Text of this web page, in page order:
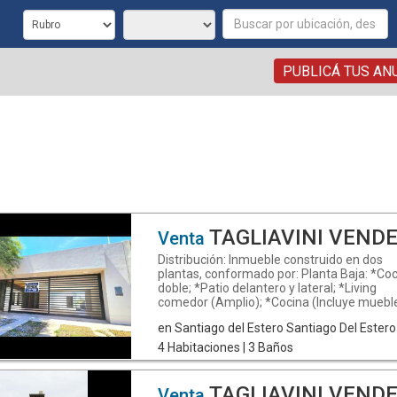
PUBLICÁ TUS
Venta TAGLIAVINI VENDE CASA - Bº LA
Distribución: Inmueble construido en dos
plantas, conformado por: Planta Baja:
doble; *Patio delantero y lateral; *Living
comedor (Amplio); *Cocina (Incluye
anafe eléctrico, extractor de aire, bacha
de acero inoxidable con mesada de mármol
grifería doble); *Lavadero con salida a
para tendido de ropa (Incluye
*Baño completo (Compuesto por
en Santiago del Estero Santiago Del Estero
4 Habitaciones | 3 Baños